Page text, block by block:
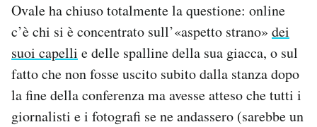
Ovale ha chiuso totalmente la questione: online
c’è chi si è concentrato sull’«aspetto strano» dei
suoi capelli e delle spalline della sua giacca, o sul
fatto che non fosse uscito subito dalla stanza dopo
la fine della conferenza ma avesse atteso che tutti i
giornalisti e i fotografi se ne andassero (sarebbe un